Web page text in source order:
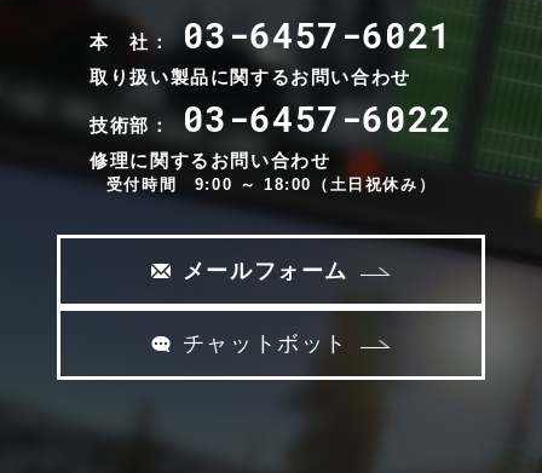
本 社： 03-6457-6021
取り扱い製品に関するお問い合わせ
技術部： 03-6457-6022
修理に関するお問い合わせ
受付時間 9:00 ～ 18:00（土日祝休み）
メールフォーム
チャットボット